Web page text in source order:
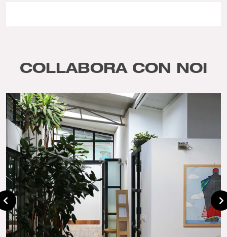
COLLABORA CON NOI